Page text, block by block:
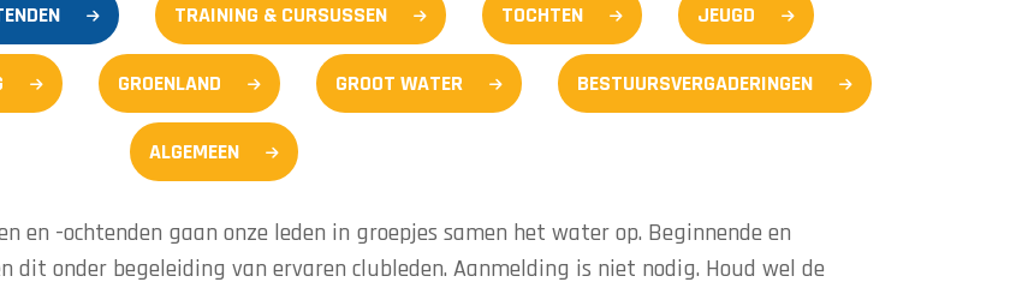
TRAINING & CURSUSSEN TOCHTEN JEUGD
GROENLAND GROOT WATER BESTUURSVERGADERINGEN
ALGEMEEN
en -ochtenden gaan onze leden in groepjes samen het water op. Beginnende en
dit onder begeleiding van ervaren clubleden. Aanmelding is niet nodig. Houd wel de